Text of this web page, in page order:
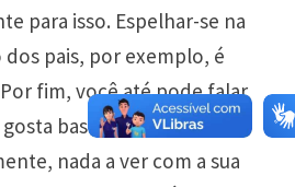
para isso. Espelhar-se na
dos pais, por exemplo, é
fim, você até pode falar
bastante que não
nada a ver com a sua